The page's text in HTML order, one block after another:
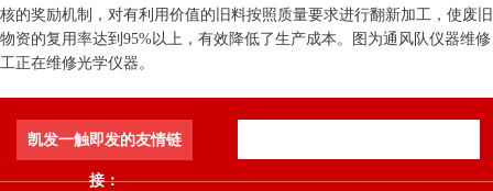
核的奖励机制，对有利用价值的旧料按照质量要求进行翻新加工，使废旧
物资的复用率达到95%以上，有效降低了生产成本。图为通风队仪器维修
工正在维修光学仪器。
凯发一触即发的友情链
接：